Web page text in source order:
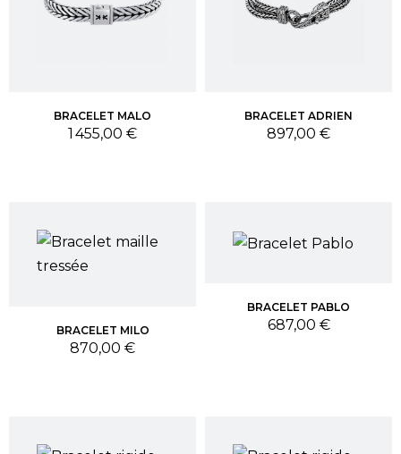
BRACELET MALO
Prix
1 455,00 €
BRACELET ADRIEN
Prix
897,00 €
BRACELET MILO
Prix
870,00 €
BRACELET PABLO
Prix
687,00 €